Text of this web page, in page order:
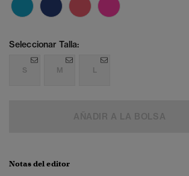
Seleccionar Talla:
S M L
Notas del editor